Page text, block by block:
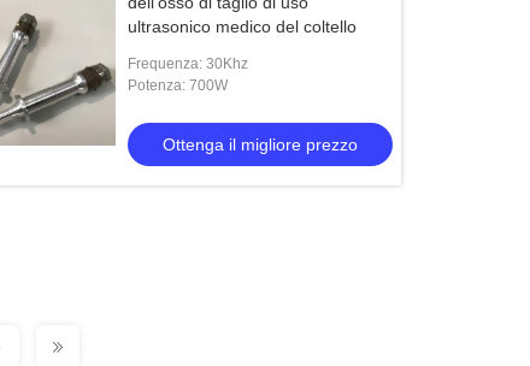
ultrasonico medico del coltello
Frequenza: 30Khz
Potenza: 700W
Ottenga il migliore prezzo